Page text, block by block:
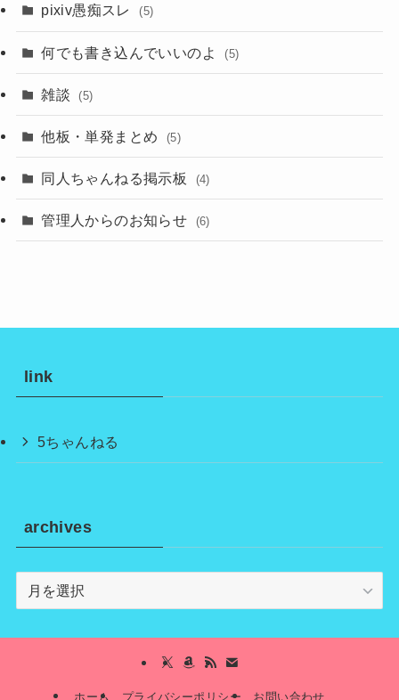
pixiv愚痴スレ (5)
何でも書き込んでいいのよ (5)
雑談 (5)
他板・単発まとめ (5)
同人ちゃんねる掲示板 (4)
管理人からのお知らせ (6)
link
5ちゃんねる
archives
archives
ホーム プライバシーポリシー お問い合わせ